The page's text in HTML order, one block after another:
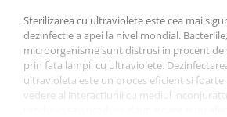
Carbune Activ
Filter AG
Eliminare nitriti / nitrati
Pompe dozatoare
Sterilizarea cu ultraviolete este cea mai
dezinfectie a apei la nivel mondial.
microorganisme sunt distrusi in procent de
prin fata lampii cu ultraviolete.
ultravioleta este un proces eficient si
vedere al interactiunii cu mediul